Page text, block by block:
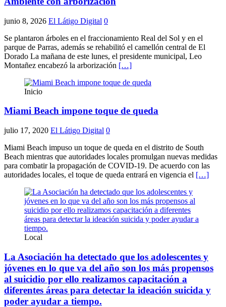
junio 8, 2026 El Látigo Digital 0
Se plantaron árboles en el fraccionamiento Real del Sol y en el
parque de Parras, además se rehabilitó el camellón central de El
Dorado La mañana de este lunes, el presidente municipal, Leo
Montañez encabezó la arborización […]
Inicio
Miami Beach impone toque de queda
julio 17, 2020 El Látigo Digital 0
Miami Beach impuso un toque de queda en el distrito de South
Beach mientras que autoridades locales promulgan nuevas medidas
para combatir la propagación de COVID-19. De acuerdo con las
autoridades locales, el toque de queda entrará en vigencia el […]
Local
La Asociación ha detectado que los adolescentes y
jóvenes en lo que va del año son los más propensos
al suicidio por ello realizamos capacitación a
diferentes áreas para detectar la ideación suicida y
poder ayudar a tiempo.